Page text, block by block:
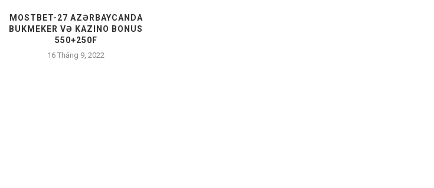
MOSTBET-27 AZƏRBAYCANDA
BUKMEKER VƏ KAZINO BONUS
550+250F
16 Tháng 9, 2022